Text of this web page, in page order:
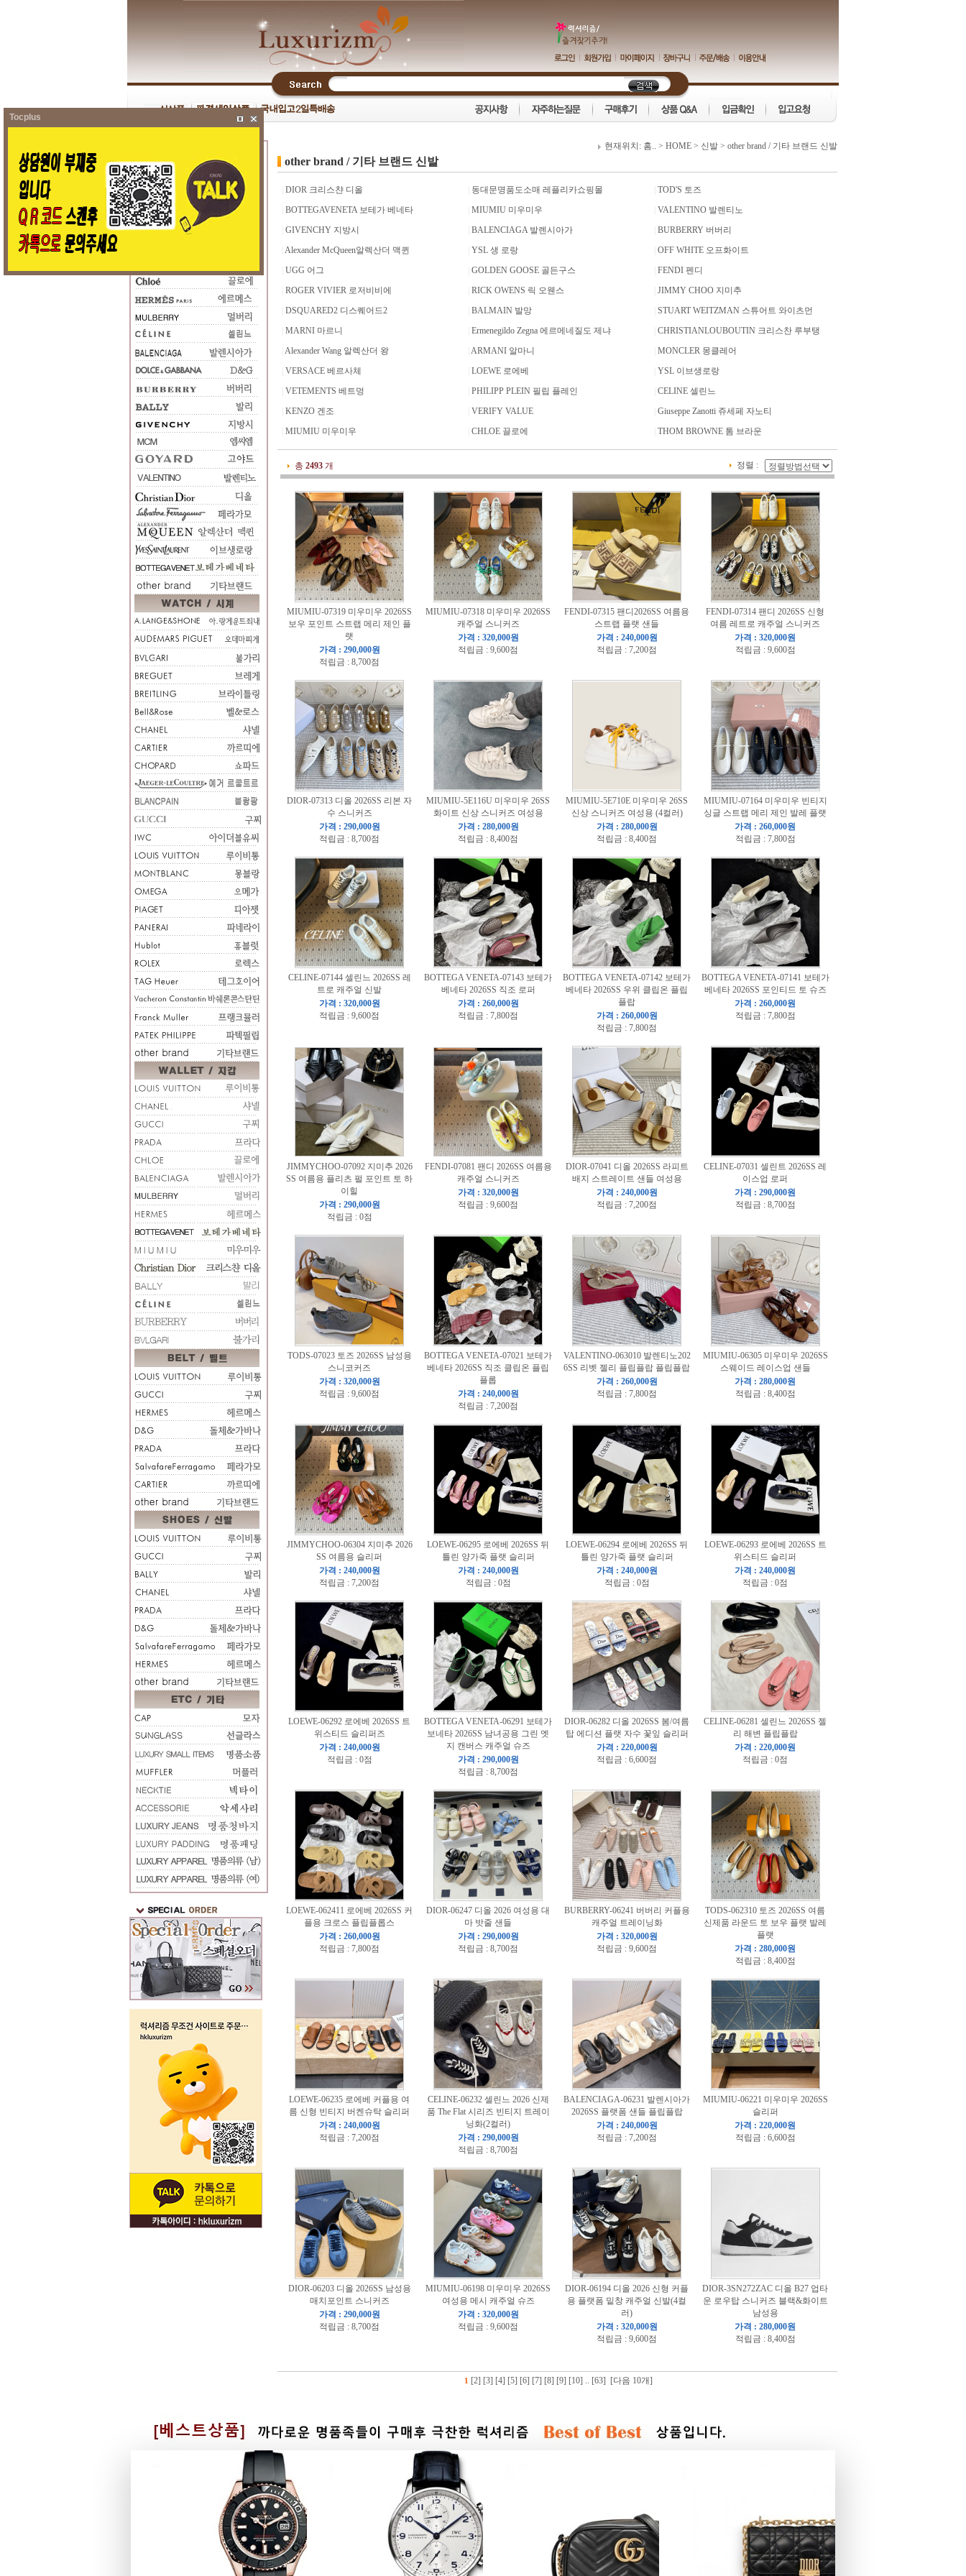
현재위치: 홈.. > HOME> 신발> other brand / 기타 브랜드 신발
other brand / 기타 브랜드 신발
DIOR 크리스챤 디올 동대문명품도소매 레플리카쇼핑몰
TOD'S 토즈
BOTTEGAVENETA 보테가 베네타 MIUMIU 미우미우
VALENTINO 발렌티노
GIVENCHY 지방시 BALENCIAGA 발렌시아가
BURBERRY 버버리
Alexander McQueen알렉산더 맥퀸 YSL 생 로랑
OFF WHITE 오프화이트
UGG 어그 GOLDEN GOOSE 골든구스
FENDI 펜디
ROGER VIVIER 로저비비에 RICK OWENS 릭 오웬스
JIMMY CHOO 지미추
DSQUARED2 디스퀘어드2 BALMAIN 발망
STUART WEITZMAN 스튜어트 와이츠먼
MARNI 마르니 Ermenegildo Zegna 에르메네질도 제냐
CHRISTIANLOUBOUTIN 크리스찬 루부탱
Alexander Wang 알렉산더 왕 ARMANI 알마니
MONCLER 몽클레어
VERSACE 베르사체 LOEWE 로에베
YSL 이브생로랑
VETEMENTS 베트멍 PHILIPP PLEIN 필립 플레인
CELINE 셀린느
KENZO 겐조 VERIFY VALUE
Giuseppe Zanotti 쥬세페 자노티
MIUMIU 미우미우 CHLOE 끌로에 THOM BROWNE 톰 브라운
총 2493개 정렬 :
MIUMIU-07319 미우미우 2026SS
보우 포인트 스트랩 메리 제인 플
랫
가격 : 290,000원
적립금 : 8,700점
MIUMIU-07318 미우미우 2026SS
캐주얼 스니커즈
가격 : 320,000원
적립금 : 9,600점
FENDI-07315 팬디2026SS 여름용
스트랩 플랫 샌들
가격 : 240,000원
적립금 : 7,200점
FENDI-07314 팬디 2026SS 신형
여름 레트로 캐주얼 스니커즈
가격 : 320,000원
적립금 : 9,600점
DIOR-07313 디올 2026SS 리본 자
수 스니커즈
가격 : 290,000원
적립금 : 8,700점
MIUMIU-5E116U 미우미우 26SS
화이트 신상 스니커즈 여성용
가격 : 280,000원
적립금 : 8,400점
MIUMIU-5E710E 미우미우 26SS
신상 스니커즈 여성용 (4컬러)
가격 : 280,000원
적립금 : 8,400점
MIUMIU-07164 미우미우 빈티지
싱글 스트랩 메리 제인 발레 플랫
가격 : 260,000원
적립금 : 7,800점
CELINE-07144 셀린느 2026SS 레
트로 캐주얼 신발
가격 : 320,000원
적립금 : 9,600점
BOTTEGA VENETA-07143 보테가
베네타 2026SS 직조 로퍼
가격 : 260,000원
적립금 : 7,800점
BOTTEGA VENETA-07142 보테가
베네타 2026SS 우위 클립온 플립
플랍
가격 : 260,000원
적립금 : 7,800점
BOTTEGA VENETA-07141 보테가
베네타 2026SS 포인티드 토 슈즈
가격 : 260,000원
적립금 : 7,800점
JIMMYCHOO-07092 지미추 2026
SS 여름용 플리츠 펄 포인트 토 하
이힐
가격 : 290,000원
적립금 : 0점
FENDI-07081 팬디 2026SS 여름용
캐주얼 스니커즈
가격 : 320,000원
적립금 : 9,600점
DIOR-07041 디올 2026SS 라피트
배지 스트레이트 샌들 여성용
가격 : 240,000원
적립금 : 7,200점
CELINE-07031 셀린트 2026SS 레
이스업 로퍼
가격 : 290,000원
적립금 : 8,700점
TODS-07023 토즈 2026SS 남성용
스니코커즈
가격 : 320,000원
적립금 : 9,600점
BOTTEGA VENETA-07021 보테가
베네타 2026SS 직조 클립온 플립
플롭
가격 : 240,000원
적립금 : 7,200점
VALENTINO-063010 발렌티노202
6SS 리벳 젤리 플립플랍 플립플랍
가격 : 260,000원
적립금 : 7,800점
MIUMIU-06305 미우미우 2026SS
스웨이드 레이스업 샌들
가격 : 280,000원
적립금 : 8,400점
JIMMYCHOO-06304 지미추 2026
SS 여름용 슬리퍼
가격 : 240,000원
적립금 : 7,200점
LOEWE-06295 로에베 2026SS 뒤
틀린 양가죽 플랫 슬리퍼
가격 : 240,000원
적립금 : 0점
LOEWE-06294 로에베 2026SS 뒤
틀린 양가죽 플랫 슬리퍼
가격 : 240,000원
적립금 : 0점
LOEWE-06293 로에베 2026SS 트
위스티드 슬리퍼
가격 : 240,000원
적립금 : 0점
LOEWE-06292 로에베 2026SS 트
위스티드 슬리퍼즈
가격 : 240,000원
적립금 : 0점
BOTTEGA VENETA-06291 보테가
보네타 2026SS 남녀공용 그린 엣
지 캔버스 캐주얼 슈즈
가격 : 290,000원
적립금 : 8,700점
DIOR-06282 디올 2026SS 봄/여름
탑 에디션 플랫 자수 꽃잎 슬리퍼
가격 : 220,000원
적립금 : 6,600점
CELINE-06281 셀린느 2026SS 젤
리 해변 플립플랍
가격 : 220,000원
적립금 : 0점
LOEWE-062411 로에베 2026SS 커
플용 크로스 플립플롭스
가격 : 260,000원
적립금 : 7,800점
DIOR-06247 디올 2026 여성용 대
마 밧줄 샌들
가격 : 290,000원
적립금 : 8,700점
BURBERRY-06241 버버리 커플용
캐주얼 트레이닝화
가격 : 320,000원
적립금 : 9,600점
TODS-062310 토즈 2026SS 여름
신제품 라운드 토 보우 플랫 발레
플랫
가격 : 280,000원
적립금 : 8,400점
LOEWE-06235 로에베 커플용 여
름 신형 빈티지 버켄슈탁 슬리퍼
가격 : 240,000원
적립금 : 7,200점
CELINE-06232 셀린느 2026 신제
품 The Flat 시리즈 빈티지 트레이
닝화(2컬러)
가격 : 290,000원
적립금 : 8,700점
BALENCIAGA-06231 발렌시아가
2026SS 플랫폼 샌들 플립플랍
가격 : 240,000원
적립금 : 7,200점
MIUMIU-06221 미우미우 2026SS
슬리퍼
가격 : 220,000원
적립금 : 6,600점
DIOR-06203 디올 2026SS 남성용
매치포인트 스니커즈
가격 : 290,000원
적립금 : 8,700점
MIUMIU-06198 미우미우 2026SS
여성용 메시 캐주얼 슈즈
가격 : 320,000원
적립금 : 9,600점
DIOR-06194 디올 2026 신형 커플
용 플랫폼 밑창 캐주얼 신발(4컬
러)
가격 : 320,000원
적립금 : 9,600점
DIOR-3SN272ZAC 디올 B27 업타
운 로우탑 스니커즈 블랙&화이트
남성용
가격 : 280,000원
적립금 : 8,400점
1 [2] [3] [4] [5] [6] [7] [8] [9] [10] .. [63] [다음 10개]
Tocplus